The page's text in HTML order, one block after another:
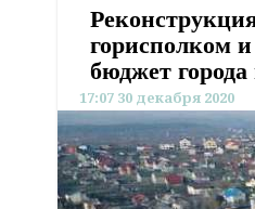
горисполком и
бюджет города
17:07 30 декабря 2020